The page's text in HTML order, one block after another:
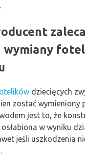
wymiany
dziecięcych
zostać wymieniony
jest to, że
w wyniku
jeśli uszkodzenia